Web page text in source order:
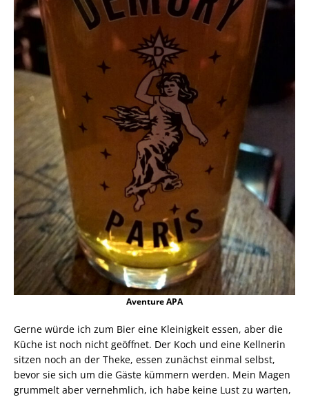
Aventure APA
Gerne würde ich zum Bier eine Kleinigkeit essen, aber die
Küche ist noch nicht geöffnet. Der Koch und eine Kellnerin
sitzen noch an der Theke, essen zunächst einmal selbst,
bevor sie sich um die Gäste kümmern werden. Mein Magen
grummelt aber vernehmlich, ich habe keine Lust zu warten,